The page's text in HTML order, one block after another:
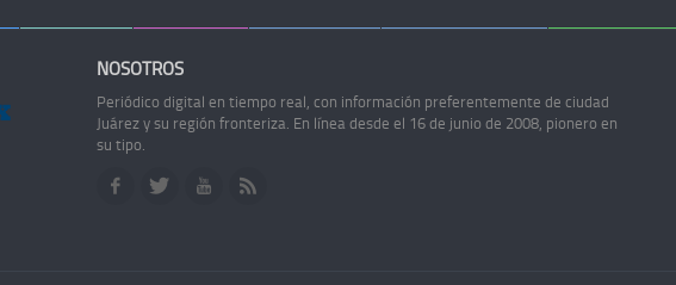
NOSOTROS
Periódico digital en tiempo real, con información preferentemente de ciudad
Juárez y su región fronteriza. En línea desde el 16 de junio de 2008, pionero en
su tipo.